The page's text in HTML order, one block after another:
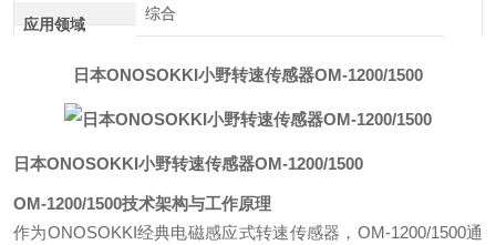
应用领域
综合
日本ONOSOKKI小野转速传感器OM-1200/1500
日本ONOSOKKI小野转速传感器OM-1200/1500
OM-1200/1500技术架构与工作原理
作为ONOSOKKI经典电磁感应式转速传感器，OM-1200/1500通